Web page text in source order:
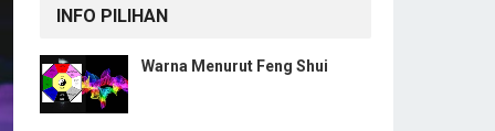
INFO PILIHAN
Warna Menurut Feng Shui